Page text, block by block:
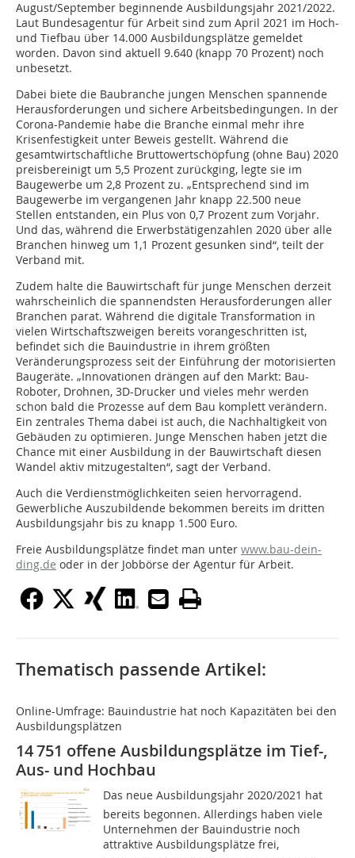
August/September beginnende Ausbildungsjahr 2021/2022.
Laut Bundesagentur für Arbeit sind zum April 2021 im Hoch-
und Tiefbau über 14.000 Ausbildungsplätze gemeldet
worden. Davon sind aktuell 9.640 (knapp 70 Prozent) noch
unbesetzt.
Dabei biete die Baubranche jungen Menschen spannende
Herausforderungen und sichere Arbeitsbedingungen. In der
Corona-Pandemie habe die Branche einmal mehr ihre
Krisenfestigkeit unter Beweis gestellt. Während die
gesamtwirtschaftliche Bruttowertschöpfung (ohne Bau) 2020
preisbereinigt um 5,5 Prozent zurückging, legte sie im
Baugewerbe um 2,8 Prozent zu. „Entsprechend sind im
Baugewerbe im vergangenen Jahr knapp 22.500 neue
Stellen entstanden, ein Plus von 0,7 Prozent zum Vorjahr.
Und das, während die Erwerbstätigenzahlen 2020 über alle
Branchen hinweg um 1,1 Prozent gesunken sind“, teilt der
Verband mit.
Zudem halte die Bauwirtschaft für junge Menschen derzeit
wahrscheinlich die spannendsten Herausforderungen aller
Branchen parat. Während die digitale Transformation in
vielen Wirtschaftszweigen bereits vorangeschritten ist,
befindet sich die Bauindustrie in ihrem größten
Veränderungsprozess seit der Einführung der motorisierten
Baugeräte. „Innovationen drängen auf den Markt: Bau-
Roboter, Drohnen, 3D-Drucker und vieles mehr werden
schon bald die Prozesse auf dem Bau komplett verändern.
Ein zentrales Thema dabei ist auch, die Nachhaltigkeit von
Gebäuden zu optimieren. Junge Menschen haben jetzt die
Chance mit einer Ausbildung in der Bauwirtschaft diesen
Wandel aktiv mitzugestalten“, sagt der Verband.
Auch die Verdienstmöglichkeiten seien hervorragend.
Gewerbliche Auszubildende bekommen bereits im dritten
Ausbildungsjahr bis zu knapp 1.500 Euro.
Freie Ausbildungsplätze findet man unter www.bau-dein-
ding.de oder in der Jobbörse der Agentur für Arbeit.
Thematisch passende Artikel:
Online-Umfrage: Bauindustrie hat noch Kapazitäten bei den
Ausbildungsplätzen
14 751 offene Ausbildungsplätze im Tief-,
Aus- und Hochbau
Das neue Ausbildungsjahr 2020/2021 hat
bereits begonnen. Allerdings haben viele
Unternehmen der Bauindustrie noch
attraktive Ausbildungsplätze frei,